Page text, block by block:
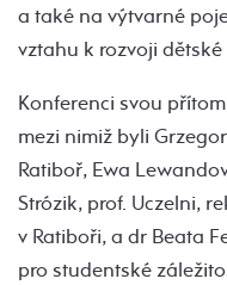
a také na výtvarné
vztahu k rozvoji
Konferenci svou
mezi nimiž byli
Ratiboř, Ewa
Strózik, prof. Uczelni,
v Ratiboři, a dr Beata
pro studentské